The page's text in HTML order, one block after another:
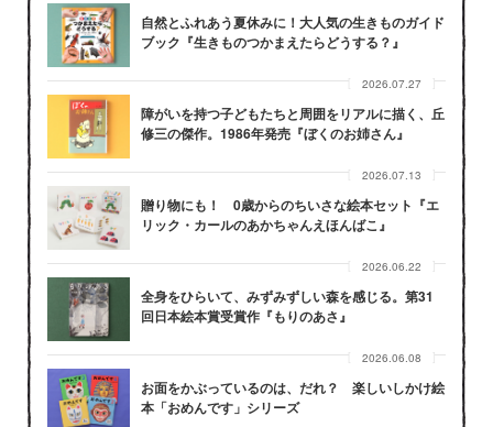
自然とふれあう夏休みに！大人気の生きものガイド
ブック『生きものつかまえたらどうする？』
2026.07.27
障がいを持つ子どもたちと周囲をリアルに描く、丘
修三の傑作。1986年発売『ぼくのお姉さん』
2026.07.13
贈り物にも！ 0歳からのちいさな絵本セット『エ
リック・カールのあかちゃんえほんばこ』
2026.06.22
全身をひらいて、みずみずしい森を感じる。第31
回日本絵本賞受賞作『もりのあさ』
2026.06.08
お面をかぶっているのは、だれ？ 楽しいしかけ絵
本「おめんです」シリーズ